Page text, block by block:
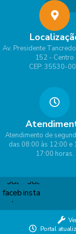
Av. Presidente
152 - Centro
CEP: 35530-
Atendimento de
das 08:00 às 12:00 e
17:00 horas.
Portal